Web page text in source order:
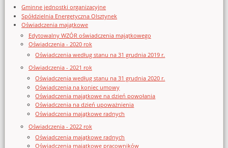
Gminne jednostki organizacyjne
Spółdzielnia Energetyczna Olsztynek
Oświadczenia majątkowe
Edytowalny WZÓR oświadczenia majątkowego
Oświadczenia - 2020 rok
Oświadczenia według stanu na 31 grudnia 2019 r.
Oświadczenia - 2021 rok
Oświadczenia według stanu na 31 grudnia 2020 r.
Oświadczenia na koniec umowy
Oświadczenia majątkowe na dzień powołania
Oświadczenia na dzień upoważnienia
Oświadczenia majątkowe radnych
Oświadczenia - 2022 rok
Oświadczenia majątkowe radnych
Oświadczenia majątkowe pracowników